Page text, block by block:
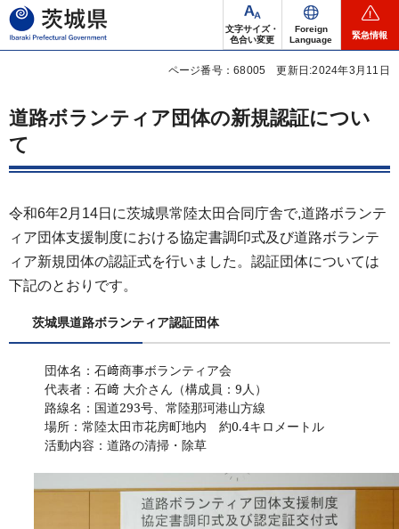
茨城県
文字サイズ・
色合い変更
Foreign
Language
緊急情報
ページ番号：68005 更新日:2024年3月11日
道路ボランティア団体の新規認証につい
て
令和6年2月14日に茨城県常陸太田合同庁舎で,道路ボランテ
ィア団体支援制度における協定書調印式及び道路ボランテ
ィア新規団体の認証式を行いました。認証団体については
下記のとおりです。
茨城県道路ボランティア認証団体
団体名：石﨑商事ボランティア会
代表者：石﨑 大介さん（構成員：9人）
路線名：国道293号、常陸那珂港山方線
場所：常陸太田市花房町地内 約0.4キロメートル
活動内容：道路の清掃・除草